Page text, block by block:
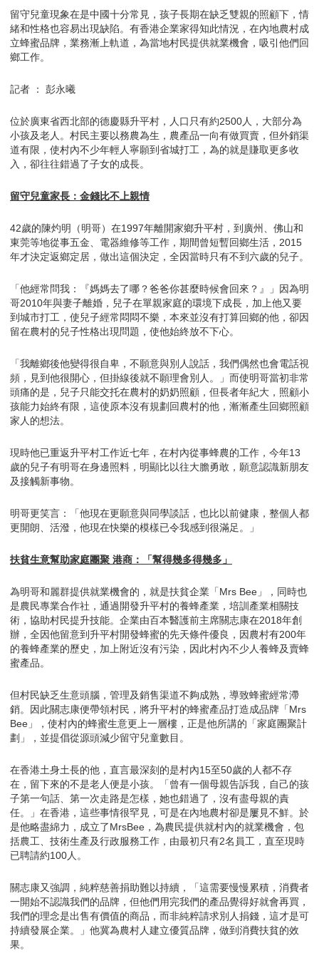
留守兒童現象在是中國十分常見，孩子長期在缺乏雙親的照顧下，情
緒和性格也容易出現缺陷。有香港企業家得知此情況，在內地農村成
立蜂蜜品牌，業務漸上軌道，為當地村民提供就業機會，吸引他們回
鄉工作。
記者 ： 彭永曦
位於廣東省西北部的德慶縣升平村，人口只有約2500人，大部分為
小孩及老人。村民主要以務農為生，農產品一向有做買賣，但外銷渠
道有限，使村內不少年輕人寧願到省城打工，為的就是賺取更多收
入，卻往往錯過了子女的成長。
留守兒童家長：金錢比不上親情
42歲的陳灼明（明哥）在1997年離開家鄉升平村，到廣州、佛山和
東莞等地從事五金、電器維修等工作，期間曾短暫回鄉生活，2015
年才決定返鄉定居，做出這個決定，全因當時只有不到六歲的兒子。
「他經常問我：『媽媽去了哪？爸爸你甚麼時候會回來？』」因為明
哥2010年與妻子離婚，兒子在單親家庭的環境下成長，加上他又要
到城市打工，使兒子經常悶悶不樂，本來並沒有打算回鄉的他，卻因
留在農村的兒子性格出現問題，使他始終放不下心。
「我離鄉後他變得很自卑，不願意與別人說話，我們偶然也會電話視
頻，見到他很開心，但掛線後就不願理會別人。」而使明哥當初非常
頭痛的是，兒子只能交托在農村的奶奶照顧，但長者年紀大，照顧小
孩能力始終有限，這使原本沒有規劃回農村的他，漸漸產生回鄉照顧
家人的想法。
現時他已重返升平村工作近七年，在村內從事蜂農的工作，今年13
歲的兒子有明哥在身邊照料，明顯比以往大膽勇敢，願意認識新朋友
及接觸新事物。
明哥更笑言：「他現在更願意與同學談話，也比以前健康，整個人都
更開朗、活潑，他現在快樂的模樣已令我感到很滿足。」
扶貧生意幫助家庭團聚 港商：「幫得幾多得幾多」
為明哥和麗群提供就業機會的，就是扶貧企業「Mrs Bee」，同時也
是農民專業合作社，通過開發升平村的養蜂產業，培訓產業相關技
術，協助村民提升技能。企業由百本醫護前主席關志康在2018年創
辦，全因他留意到升平村開發蜂蜜的先天條件優良，因農村有200年
的養蜂產業的歷史，加上附近沒有污染，因此村內不少人養蜂及賣蜂
蜜產品。
但村民缺乏生意頭腦，管理及銷售渠道不夠成熟，導致蜂蜜經常滯
銷。因此關志康便帶領村民，將升平村的蜂蜜產品打造成品牌「Mrs
Bee」，使村內的蜂蜜生意更上一層樓，正是他所講的「家庭團聚計
劃」，並提倡從源頭減少留守兒童數目。
在香港土身土長的他，直言最深刻的是村內15至50歲的人都不存
在，留下來的不是老人便是小孩。「曾有一個母親告訴我，自己的孩
子第一句話、第一次走路是怎樣，她也錯過了，沒有盡母親的責
任。」在香港，這些事情很罕見，可是在內地農村卻是屢見不鮮。於
是他略盡綿力，成立了MrsBee，為農民提供就村內的就業機會，包
括農工、技術生產及行政服務工作，由最初只有2名員工，直至現時
已聘請約100人。
關志康又強調，純粹慈善捐助難以持續，「這需要慢慢累積，消費者
一開始不認識我們的品牌，但他們用完我們的產品覺得好就會再買，
我們的理念是出售有價值的商品，而非純粹請求別人捐錢，這才是可
持續發展企業。」他冀為農村人建立優質品牌，做到消費扶貧的效
果。